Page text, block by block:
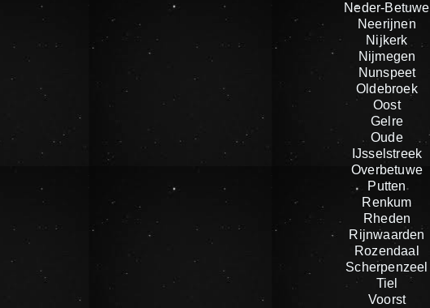
Neder-Betuwe
Neerijnen
Nijkerk
Nijmegen
Nunspeet
Oldebroek
Oost
Gelre
Oude
IJsselstreek
Overbetuwe
Putten
Renkum
Rheden
Rijnwaarden
Rozendaal
Scherpenzeel
Tiel
Voorst